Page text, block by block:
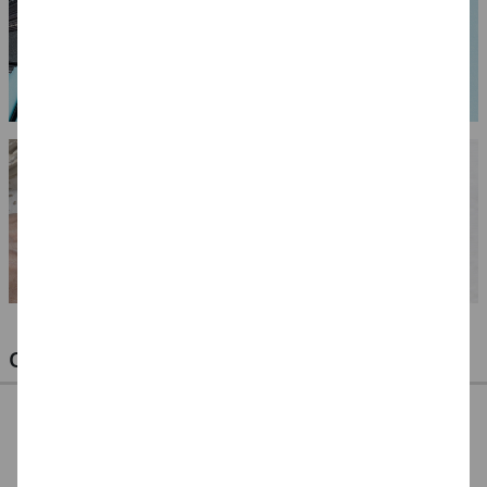
OPTIMALE PINSEL FÜR HOBBY & KUNST